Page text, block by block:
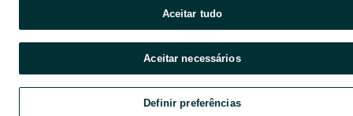
Aceitar tudo
Aceitar necessários
Definir preferências